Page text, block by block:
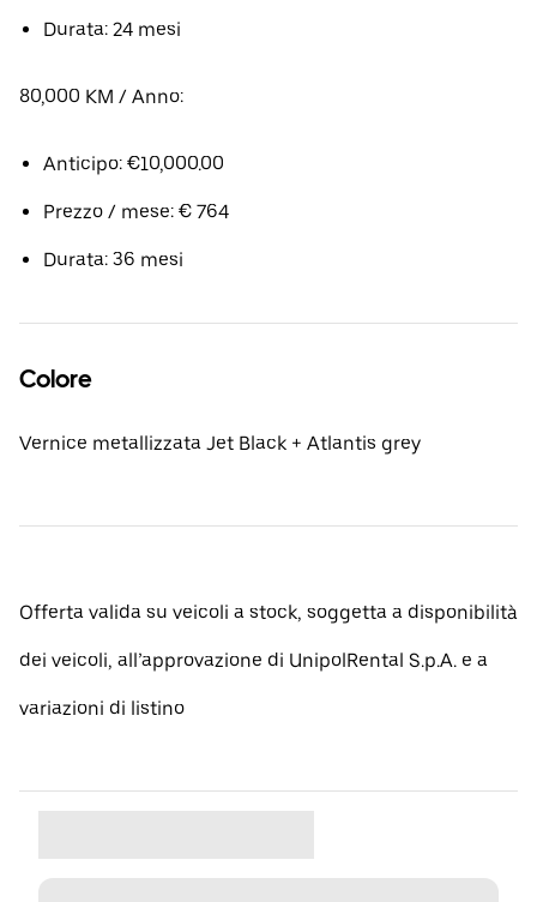
Durata: 24 mesi
80,000 KM / Anno:
Anticipo: €10,000.00
Prezzo / mese: € 764
Durata: 36 mesi
Colore
Vernice metallizzata Jet Black + Atlantis grey
Offerta valida su veicoli a stock, soggetta a disponibilità
dei veicoli, all’approvazione di UnipolRental S.p.A. e a
variazioni di listino